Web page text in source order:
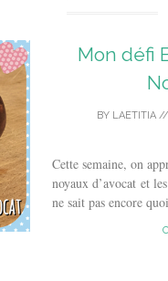
Mon défi
BY LAETITIA //
Cette semaine, on
noyaux d’avocat et
ne sait pas encore